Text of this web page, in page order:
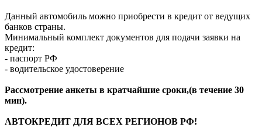
Данный автомобиль можно приобрести в кредит от ведущих
банков страны.
Минимальный комплект документов для подачи заявки на
кредит:
- паспорт РФ
- водительское удостоверение
Рассмотрение анкеты в кратчайшие сроки,(в течение 30
мин).
АВТОКРЕДИТ ДЛЯ ВСЕХ РЕГИОНОВ РФ!